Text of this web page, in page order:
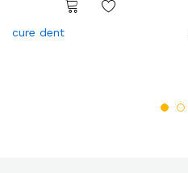
cure dent